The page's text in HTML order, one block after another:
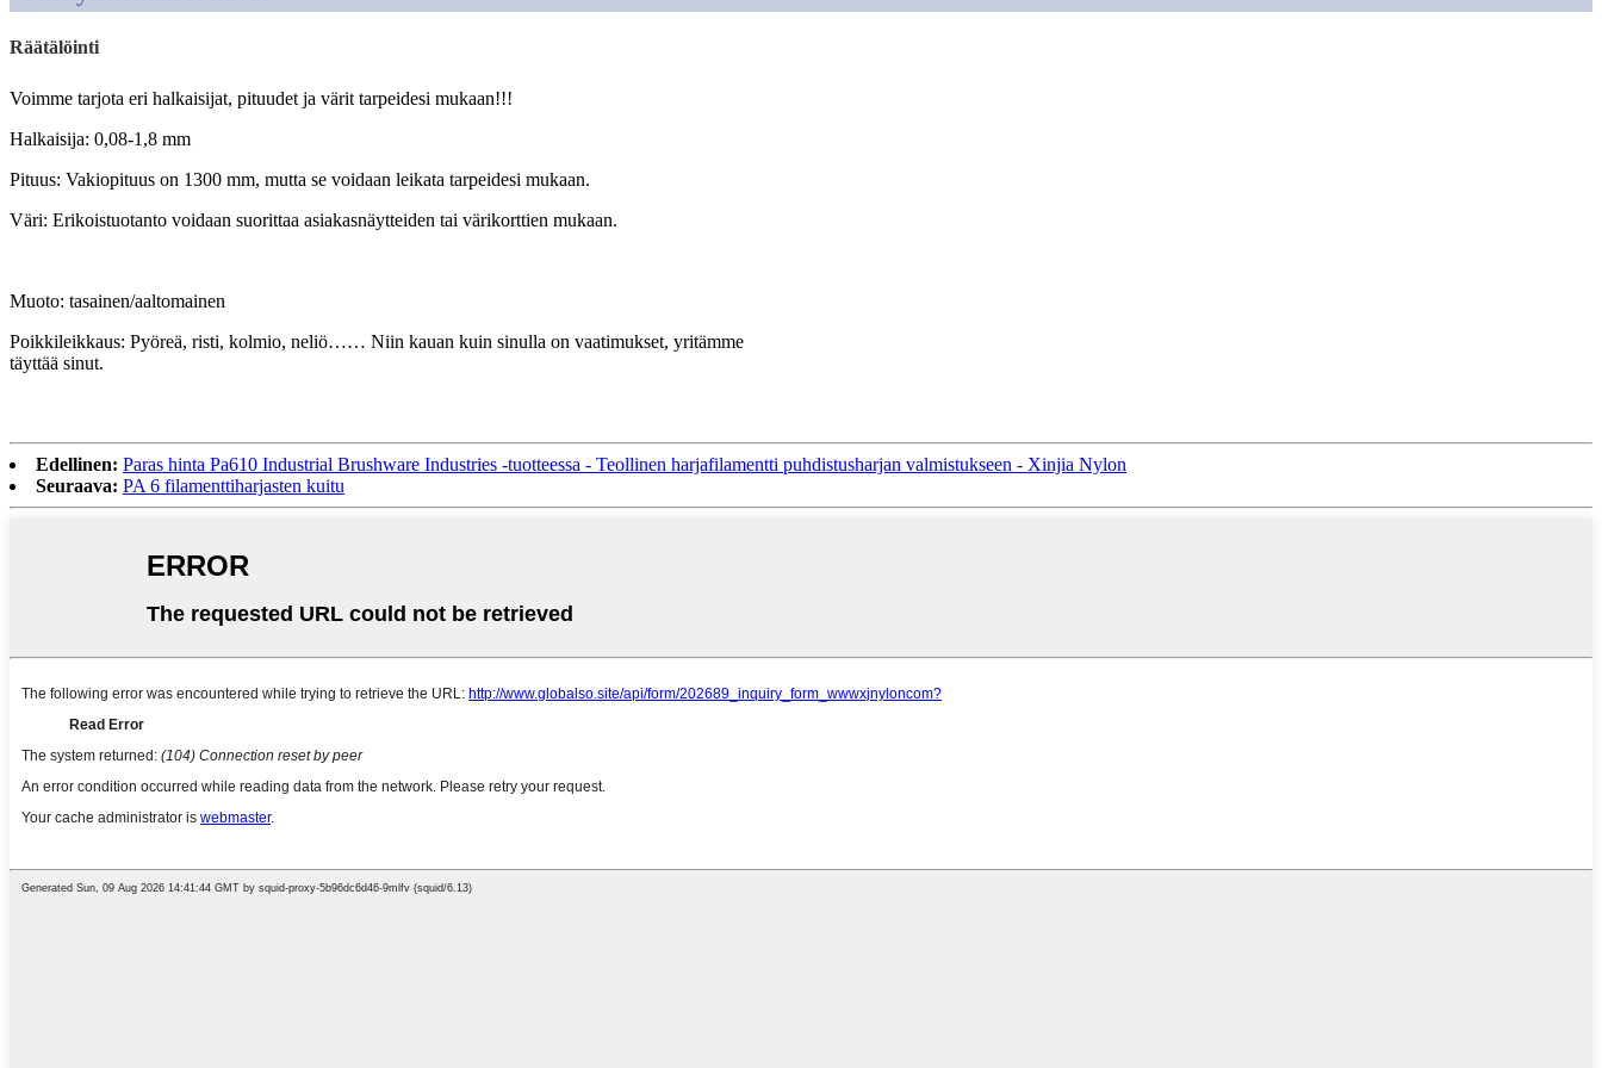
Räätälöinti
Voimme tarjota eri halkaisijat, pituudet ja värit tarpeidesi mukaan!!!
Halkaisija: 0,08-1,8 mm
Pituus: Vakiopituus on 1300 mm, mutta se voidaan leikata tarpeidesi mukaan.
Väri: Erikoistuotanto voidaan suorittaa asiakasnäytteiden tai värikorttien mukaan.
Muoto: tasainen/aaltomainen
Poikkileikkaus: Pyöreä, risti, kolmio, neliö…… Niin kauan kuin sinulla on vaatimukset, yritämme
täyttää sinut.
Edellinen: Paras hinta Pa610 Industrial Brushware Industries -tuotteessa - Teollinen harjafilamentti puhdistusharjan valmistukseen - Xinjia Nylon
Seuraava: PA 6 filamenttiharjasten kuitu